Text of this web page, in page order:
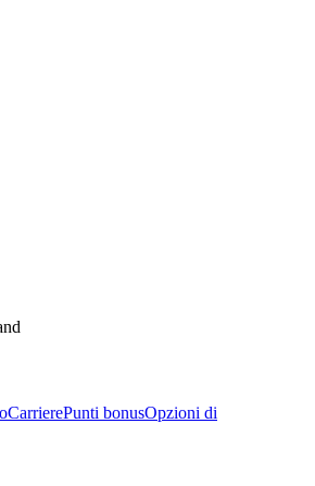
CarrierePunti bonusOpzioni di